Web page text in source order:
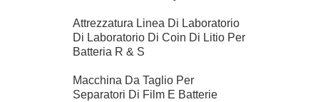
Attrezzatura Linea Di Laboratorio
Di Laboratorio Di Coin Di Litio Per
Batteria R & S
Macchina Da Taglio Per
Separatori Di Film E Batterie